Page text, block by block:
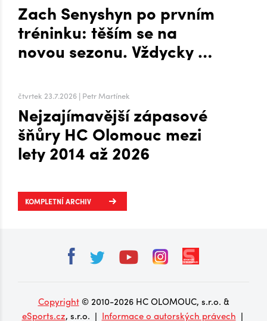
Zach Senyshyn po prvním
tréninku: těším se na
novou sezonu. Vždycky mi
zima, říká o Plechárně
čtvrtek 23.7.2026 | Petr Martínek
Nejzajímavější zápasové
šňůry HC Olomouc mezi
lety 2014 až 2026
KOMPLETNÍ ARCHIV
Copyright© 2010-2026 HC OLOMOUC, s.r.o. &
eSports.cz, s.r.o. | Informace o autorských právech |